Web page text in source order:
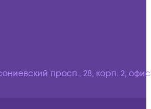
просп., 28, корп. 2,